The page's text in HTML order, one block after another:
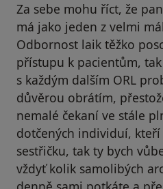
Za sebe mohu říct, že
má jako jeden z velmi
Odbornost laik těžko
přístupu k pacientům,
s každým dalším ORL
důvěrou obrátím,
nemalé čekaní ve stále
dotčených individuí,
sestřičku, tak ty bych
vždyť kolik samolibých